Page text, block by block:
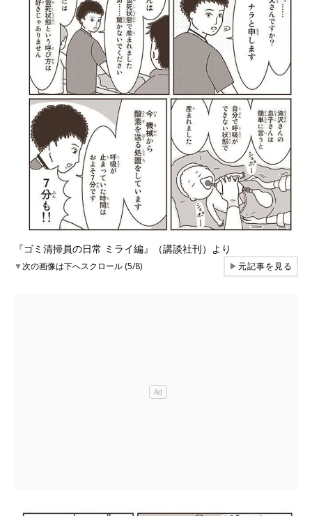
『ゴミ清掃員の日常 ミライ編』（講談社刊）より
▼次の画像は下へスクロール (5/8) ▶元記事を見る